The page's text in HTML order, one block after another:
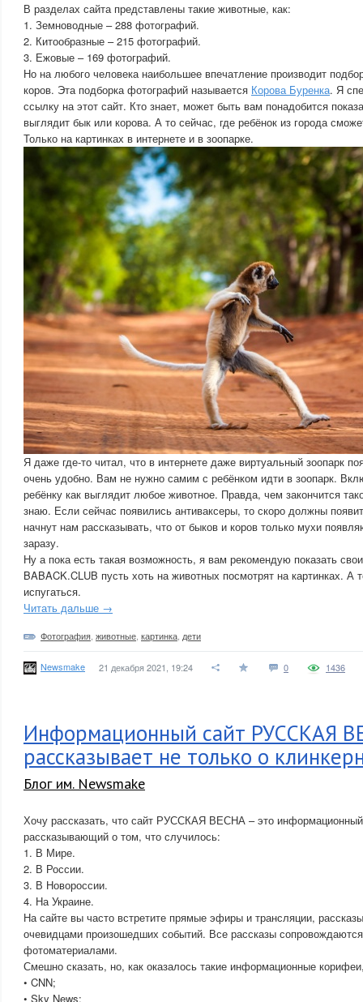
В разделах сайта представлены такие животные, как:
1. Земноводные – 288 фотографий.
2. Китообразные – 215 фотографий.
3. Ежовые – 169 фотографий.
Но на любого человека наибольшее впечатление производит
коров. Эта подборка фотографий называется Корова Буренка. Я
ссылку на этот сайт. Кто знает, может быть вам понадобится
выглядит бык или корова. А то сейчас, где ребёнок из города
Только на картинках в интернете и в зоопарке.
Я даже где-то читал, что в интернете даже виртуальный зоопарк
очень удобно. Вам не нужно самим с ребёнком идти в зоопарк.
ребёнку как выглядит любое животное. Правда, чем закончится
знаю. Если сейчас появились антиваксеры, то скоро должны
начнут нам рассказывать, что от быков и коров только мухи
заразу.
Ну а пока есть такая возможность, я вам рекомендую показать
BABACK.CLUB пусть хоть на животных посмотрят на картинках. А
испугаться.
Читать дальше →
Фотография животные картинка дети
Newsmake 21 декабря 2021, 19:24 0 1436
Информационный сайт РУССКАЯ
рассказывает не только о
Блог им. Newsmake
Хочу рассказать, что сайт РУССКАЯ ВЕСНА – это информационный
рассказывающий о том, что случилось:
1. В Мире.
2. В России.
3. В Новороссии.
4. На Украине.
На сайте вы часто встретите прямые эфиры и трансляции,
очевидцами произошедших событий. Все рассказы
фотоматериалами.
Смешно сказать, но, как оказалось такие информационные
• CNN;
• Sky News;